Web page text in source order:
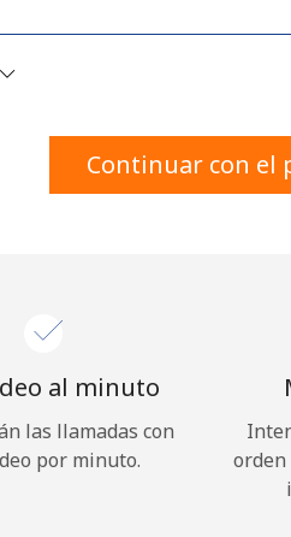
Al abrir una cuenta en este sitio
Continuar con el
al minuto
las llamadas con
por minuto.